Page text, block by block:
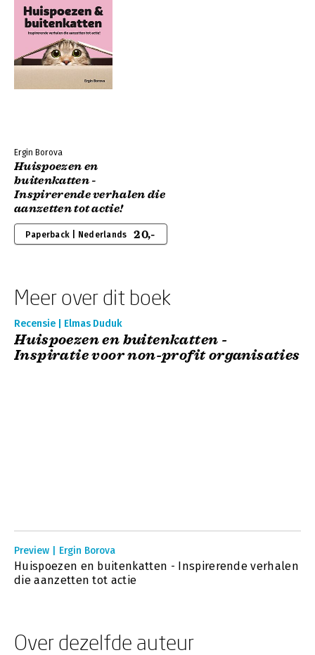
Ergin Borova
Huispoezen en
buitenkatten -
Inspirerende verhalen die
aanzetten tot actie!
Paperback | Nederlands 20,-
Meer over dit boek
Recensie | Elmas Duduk
Huispoezen en buitenkatten -
Inspiratie voor non-profit organisaties
Preview | Ergin Borova
Huispoezen en buitenkatten - Inspirerende verhalen
die aanzetten tot actie
Over dezelfde auteur